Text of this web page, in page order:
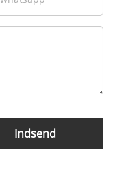
Indsend